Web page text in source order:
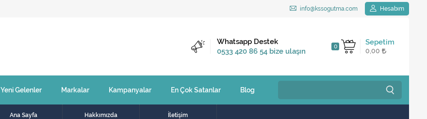
info@kssogutma.com Hesabım
Sepetim
0
0,00
Kargo Bedava
2.500 TL ve üzeri
Whatsapp Destek
0533 420 86 54 bize ulaşın
Yeni Gelenler Markalar Kampanyalar En Çok Satanlar Blog
Ana Sayfa Hakkımızda İletişim